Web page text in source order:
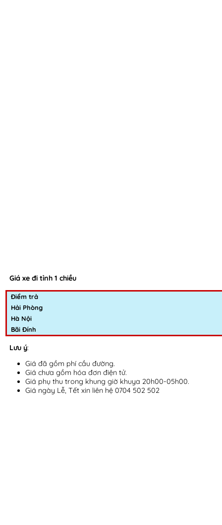
Giá xe đi tỉnh 1 chiều
Điểm trả
Hải Phòng
Hà Nội
Bãi Đính
Lưu ý:
Giá đã gồm phí cầu đường.
Giá chưa gồm hóa đơn điện tử.
Giá phụ thu trong khung giờ khuya 20h00-05h00.
Giá ngày Lễ, Tết xin liên hệ 0704 502 502